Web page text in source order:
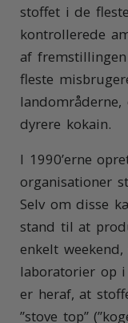
stoffet i de
kontrollerede
af
fleste
dyrere kokain.
I 1990’erne
organisationer
Selv om disse
stand til at
enkelt
laboratorier op
er heraf, at
”stove top”